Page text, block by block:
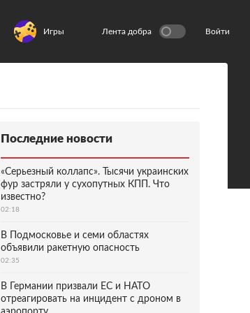
Игры Лента добра Войти
Последние новости
«Серьезный коллапс». Тысячи украинских
фур застряли у сухопутных КПП. Что
известно?
02:18
В Подмосковье и семи областях
объявили ракетную опасность
02:35
В Германии призвали ЕС и НАТО
отреагировать на инцидент с дроном в